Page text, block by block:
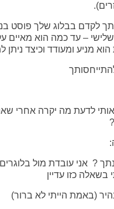
לקדם בבלוג שלך פוסט
– עד כמה הוא מאיים
מניע ומעודד וכיצד ניתן
אותי לדעת מה יקרה אחרי
? אני עובדת מול
בשאלה כזו עדיין
(באמת הייתי לא ברור)